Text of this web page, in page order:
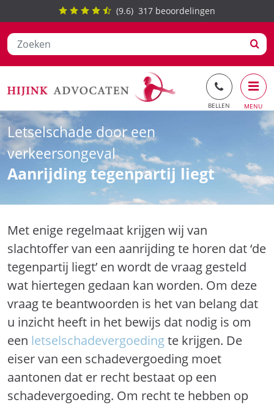
Ga
naar
de
inhoud
(9.6) 317 beoordelingen
Letselschade door een
verkeersongeval
Aanrijding tegenpartij liegt
Met enige regelmaat krijgen wij van
slachtoffer van een aanrijding te horen dat ‘de
tegenpartij liegt’ en wordt de vraag gesteld
wat hiertegen gedaan kan worden. Om deze
vraag te beantwoorden is het van belang dat
u inzicht heeft in het bewijs dat nodig is om
een letselschadevergoedingte krijgen. De
eiser van een schadevergoeding moet
aantonen dat er recht bestaat op een
schadevergoeding. Om recht te hebben op